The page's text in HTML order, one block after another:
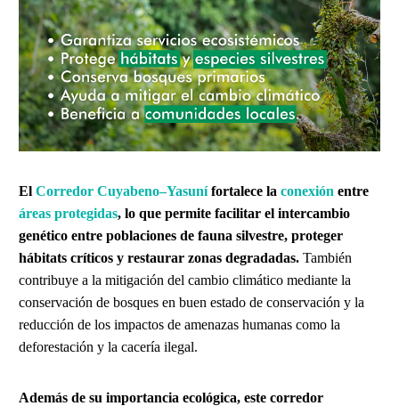
El Corredor Cuyabeno–Yasunífortalece la conexión entre
áreas protegidas, lo que permite facilitar el intercambio
genético entre poblaciones de fauna silvestre, proteger
hábitats críticos y restaurar zonas degradadas. También
contribuye a la mitigación del cambio climático mediante la
conservación de bosques en buen estado de conservación y la
reducción de los impactos de amenazas humanas como la
deforestación y la cacería ilegal.
Además de su importancia ecológica, este corredor